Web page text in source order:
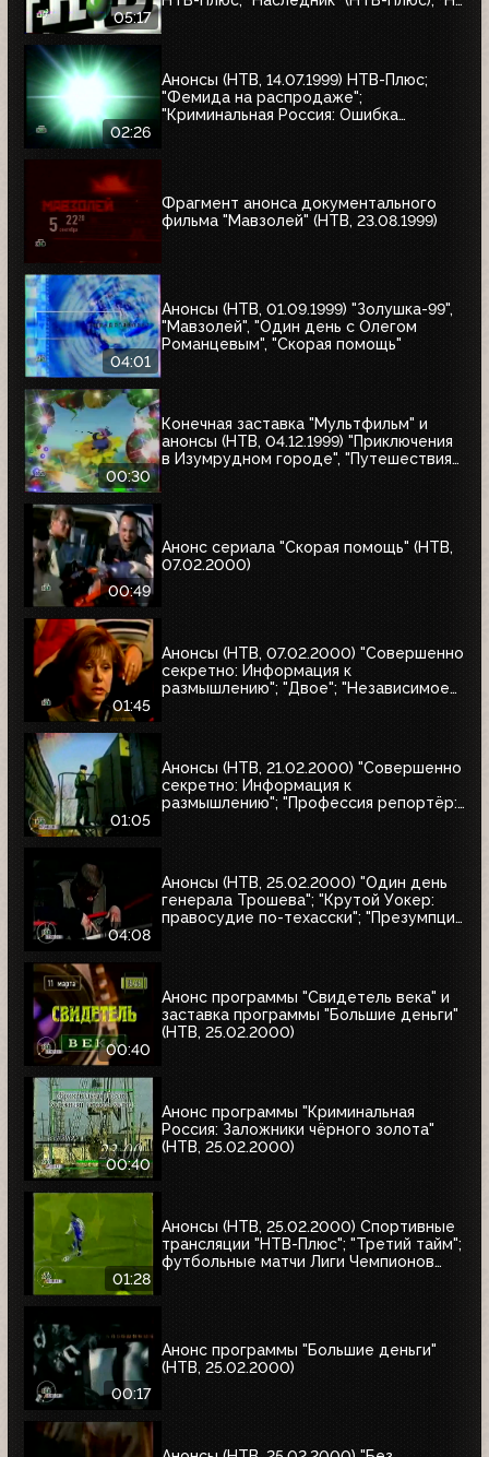
05:17
02:26
Анонсы (НТВ, 14.07.1999) НТВ-Плюс;
"Фемида на распродаже";
"Криминальная Россия: Ошибка
Фрагмент анонса документального
фильма "Мавзолей" (НТВ, 23.08.1999)
04:01
Анонсы (НТВ, 01.09.1999) "Золушка-99",
"Мавзолей", "Один день с Олегом
Романцевым", "Скорая помощь"
00:30
Конечная заставка "Мультфильм" и
анонсы (НТВ, 04.12.1999) "Приключения
в Изумрудном городе", "Путешествия
00:49
Анонс сериала "Скорая помощь" (НТВ,
07.02.2000)
01:45
Анонсы (НТВ, 07.02.2000) "Совершенно
секретно: Информация к
размышлению"; "Двое"; "Независимое
01:05
Анонсы (НТВ, 21.02.2000) "Совершенно
секретно: Информация к
размышлению"; "Профессия репортёр:
04:08
Анонсы (НТВ, 25.02.2000) "Один день
генерала Трошева"; "Крутой Уокер:
правосудие по-техасски"; "Презумпция
00:40
Анонс программы "Свидетель века" и
заставка программы "Большие деньги"
(НТВ, 25.02.2000)
00:40
Анонс программы "Криминальная
Россия: Заложники чёрного золота"
(НТВ, 25.02.2000)
01:28
Анонсы (НТВ, 25.02.2000) Спортивные
трансляции "НТВ-Плюс"; "Третий тайм";
футбольные матчи Лиги Чемпионов
00:17
Анонс программы "Большие деньги"
(НТВ, 25.02.2000)